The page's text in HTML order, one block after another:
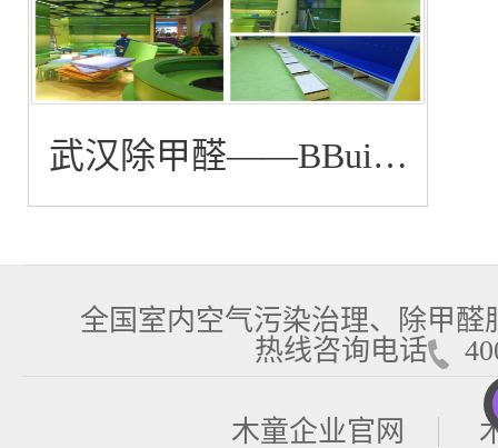
武汉除甲醛——BBuion
国际早教中心除甲醛
全国室内空气污染治理、除甲
热线咨询电话
木童企业官网